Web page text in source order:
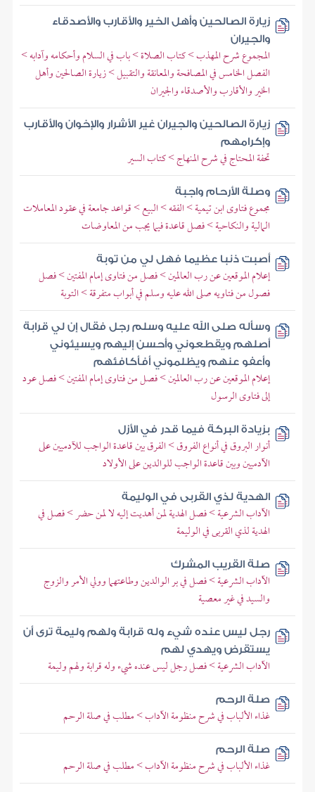
زيارة الصالحين وأهل الخير والأقارب والأصدقاء
والجيران
المجموع شرح المهذب > كتاب الصلاة > باب في السلام وأحكامه وآدابه >
الفصل الخامس في المصافحة والمعانقة والتقبيل > زيارة الصالحين وأهل
الخير والأقارب والأصدقاء والجيران
زيارة الصالحين والجيران غير الأشرار والإخوان والأقارب
وإكرامهم
تحفة المحتاج في شرح المنهاج > كتاب السير
وصلة الأرحام واجبة
مجموع فتاوى ابن تيمية > الفقه > البيع > قواعد جامعة في عقود المعاملات
المالية والنكاحية > فصل قاعدة فيما يجب من المعاوضات
أصبت ذنبا عظيما فهل لي من توبة
إعلام الموقعين عن رب العالمين > فصل من فتاوى إمام المفتين > فصل
فصول من فتاويه صلى الله عليه وسلم في أبواب متفرقة > التوبة
وسأله صلى الله عليه وسلم رجل فقال إن لي قرابة
أصلهم ويقطعوني وأحسن إليهم ويسيئوني
وأعفو عنهم ويظلموني أفأكافئهم
إعلام الموقعين عن رب العالمين > فصل من فتاوى إمام المفتين > فصل عود
إلى فتاوى الرسول
بزيادة البركة فيما قدر في الأزل
أنوار البروق في أنواع الفروق > الفرق بين قاعدة الواجب للآدميين على
الآدميين وبين قاعدة الواجب للوالدين على الأولاد
الهدية لذي القربى في الوليمة
الآداب الشرعية > فصل الهدية لمن أهديت إليه لا لمن حضر > فصل في
الهدية لذي القربى في الوليمة
صلة القريب المشرك
الآداب الشرعية > فصل في بر الوالدين وطاعتهما وولي الأمر والزوج
والسيد في غير معصية
رجل ليس عنده شيء وله قرابة ولهم وليمة ترى أن
يستقرض ويهدي لهم
الآداب الشرعية > فصل رجل ليس عنده شيء وله قرابة ولهم وليمة
صلة الرحم
غذاء الألباب في شرح منظومة الآداب > مطلب في صلة الرحم
صلة الرحم
غذاء الألباب في شرح منظومة الآداب > مطلب في صلة الرحم